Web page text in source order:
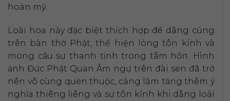
hoàn mỹ.
Loài hoa này đặc biệt thích hợp để dâng cúng
trên bàn thờ Phật, thể hiện lòng tôn kính và
mong cầu sự thanh tịnh trong tâm hồn. Hình
ảnh Đức Phật Quan Âm ngự trên đài sen đã trở
nên vô cùng quen thuộc, càng làm tăng thêm ý
nghĩa thiêng liêng và sự tôn kính khi dâng loài